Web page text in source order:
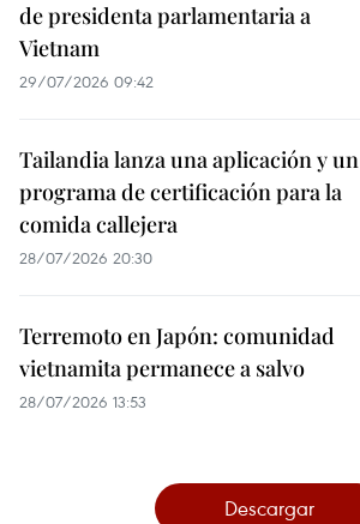
de presidenta parlamentaria a
Vietnam
29/07/2026 09:42
Tailandia lanza una aplicación y un
programa de certificación para la
comida callejera
28/07/2026 20:30
Terremoto en Japón: comunidad
vietnamita permanece a salvo
28/07/2026 13:53
Descargar